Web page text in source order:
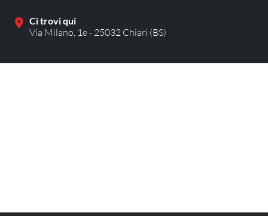
Ci trovi qui
Via Milano, 1e - 25032 Chiari (BS)